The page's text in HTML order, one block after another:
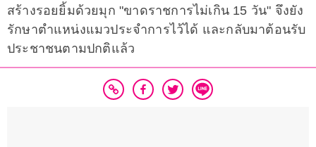
สร้างรอยยิ้มด้วยมุก "ขาดราชการไม่เกิน 15 วัน" จึงยัง
รักษาตำแหน่งแมวประจำการไว้ได้ และกลับมาต้อนรับ
ประชาชนตามปกติแล้ว